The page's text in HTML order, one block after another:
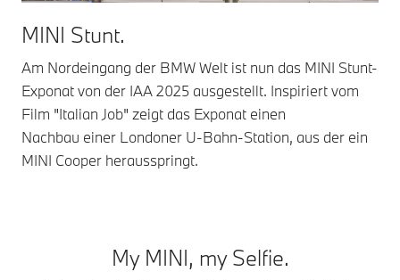
MINI Stunt.
Am Nordeingang der BMW Welt ist nun das MINI Stunt-
Exponat von der IAA 2025 ausgestellt. Inspiriert vom
Film "Italian Job" zeigt das Exponat einen
Nachbau einer Londoner U-Bahn-Station, aus der ein
MINI Cooper herausspringt.
My MINI, my Selfie.